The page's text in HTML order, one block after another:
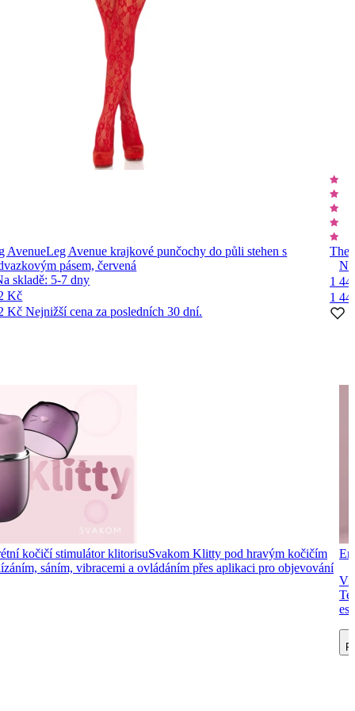
AvenueLeg Avenue krajkové punčochy do půli stehen s
pásem, červená
skladě: 5-7dny
Kč
KčNejnižší cena za posledních 30 dní.
The
1
1
kočičí stimulátor klitorisuSvakom Klitty pod hravým kočičím
sáním, vibracemi a ovládáním přes aplikaci pro objevování